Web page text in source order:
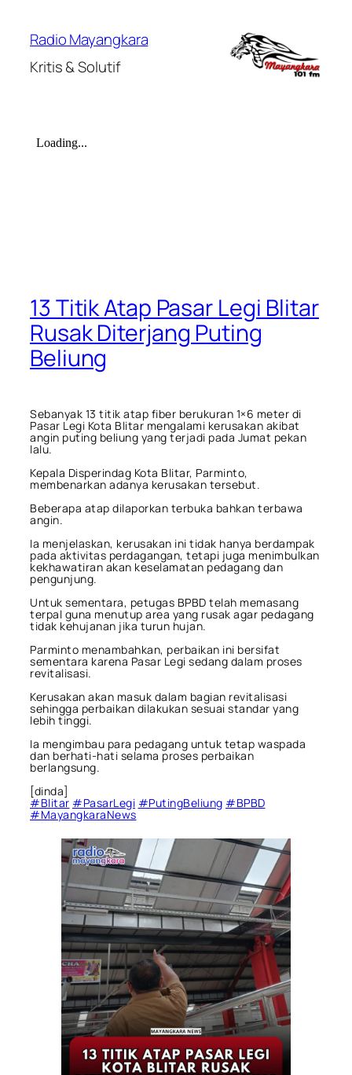
Radio Mayangkara
Kritis & Solutif
13 Titik Atap Pasar Legi Blitar
Rusak Diterjang Puting
Beliung
Sebanyak 13 titik atap fiber berukuran 1×6 meter di
Pasar Legi Kota Blitar mengalami kerusakan akibat
angin puting beliung yang terjadi pada Jumat pekan
lalu.
Kepala Disperindag Kota Blitar, Parminto,
membenarkan adanya kerusakan tersebut.
Beberapa atap dilaporkan terbuka bahkan terbawa
angin.
Ia menjelaskan, kerusakan ini tidak hanya berdampak
pada aktivitas perdagangan, tetapi juga menimbulkan
kekhawatiran akan keselamatan pedagang dan
pengunjung.
Untuk sementara, petugas BPBD telah memasang
terpal guna menutup area yang rusak agar pedagang
tidak kehujanan jika turun hujan.
Parminto menambahkan, perbaikan ini bersifat
sementara karena Pasar Legi sedang dalam proses
revitalisasi.
Kerusakan akan masuk dalam bagian revitalisasi
sehingga perbaikan dilakukan sesuai standar yang
lebih tinggi.
Ia mengimbau para pedagang untuk tetap waspada
dan berhati-hati selama proses perbaikan
berlangsung.
[dinda]
#Blitar #PasarLegi #PutingBeliung #BPBD
#MayangkaraNews